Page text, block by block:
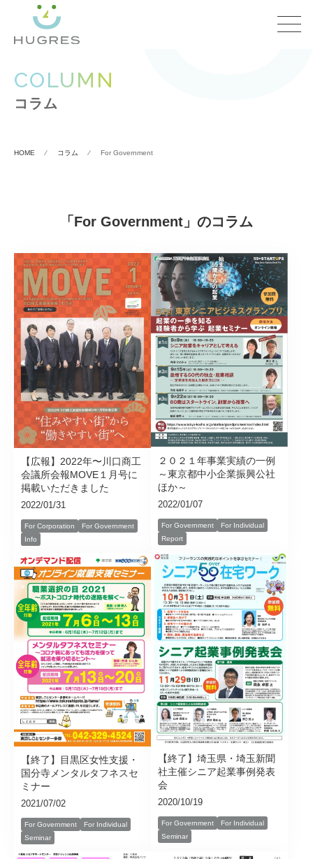
COLUMN
コラム
HOME ⁄ コラム ⁄ For Government
「For Government」のコラム
【広報】2022年〜川口商工
会議所会報MOVE１月号に
掲載いただきました
2022/01/31
For Corporation
For Government
Info
２０２１年事業実績の一例
～東京都中小企業振興公社
ほか～
2022/01/07
For Government
For Individual
Report
【終了】目黒区女性支援・
国分寺メンタルタフネスセ
ミナー
2021/07/02
For Government
For Individual
Seminar
【終了】埼玉県・埼玉新聞
社主催シニア起業事例発表
会
2020/10/19
For Government
For Individual
Seminar